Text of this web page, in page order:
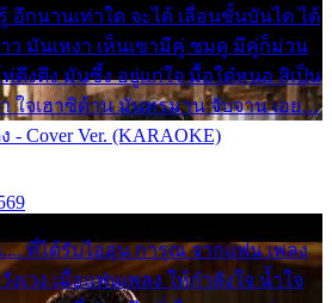
อีกนานเท่าใด จะได้ เลื่อนขั้นบันได ได้
ว มันเหงา เห็นเขามีคู่ ซมดู มีคู่ก็ม่วน
ตึงตึง มันซึ้ง อยู่แก่ใจ มื้อใด๋หนอ สิเป็น
ใจเฮาซิด้าน มันทรมาน จับจาน เอย…
- Cover Ver. (KARAOKE)
ที่ได้รับไออุ่น การุณ จากแฟน เพลง
เวง เมื่อแฟนเพลง ให้กำลังใจ น้ำใจ